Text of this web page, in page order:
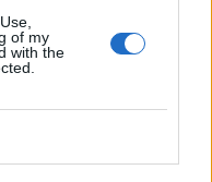
of my
with the